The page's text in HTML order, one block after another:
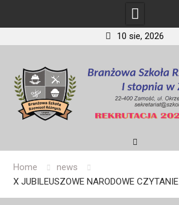
10 sie, 2026
content
Home
news
X JUBILEUSZOWE NARODOWE CZYTANIE